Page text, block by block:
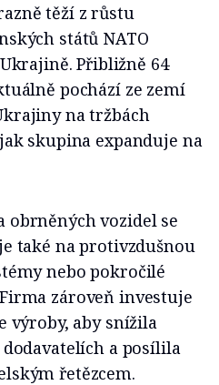
těží z růstu
států NATO
Přibližně 64
pochází ze zemí
na tržbách
skupina expanduje na
obrněných vozidel se
také na protivzdušnou
nebo pokročilé
zároveň investuje
výroby, aby snížila
a posílila
řetězcem.